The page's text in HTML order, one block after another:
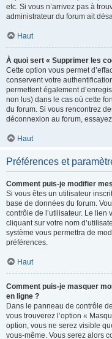
etc. Si vous n’arrivez pas à
administrateur du forum ait
Haut
À quoi sert « Supprimer les
Cette option vous permet
conservent votre
permettent également
non lus) dans le cas où cette
du forum. Si vous rencontrez
déconnexion au forum,
Haut
Préférences et
Comment puis-je modifier
Si vous êtes un utilisateur
base de données du forum.
contrôle de l’utilisateur. Le lien
cliquant sur votre nom
système vous permettra de
préférences.
Haut
Comment puis-je masquer
en ligne ?
Dans le panneau de contrôle
vous trouverez l’option «
option, vous ne serez visible
vous-même. Vous serez alors